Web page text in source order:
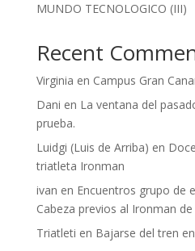
MUNDO TECNOLOGICO (III)
Recent
Virginia en Campus Gran
Dani en La ventana del
prueba.
Luidgi (Luis de Arriba) en
triatleta Ironman
ivan en Encuentros grupo de
Cabeza previos al Ironman
Triatleti en Bajarse del tren